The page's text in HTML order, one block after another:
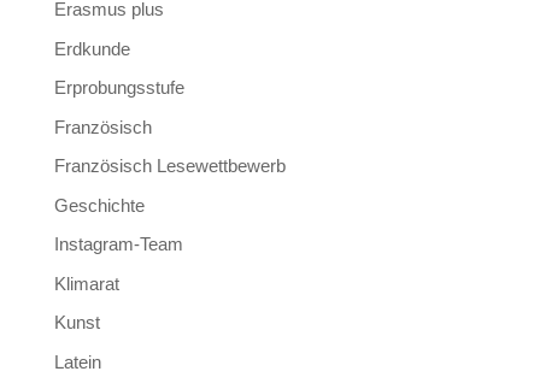
Erasmus plus
Erdkunde
Erprobungsstufe
Französisch
Französisch Lesewettbewerb
Geschichte
Instagram-Team
Klimarat
Kunst
Latein